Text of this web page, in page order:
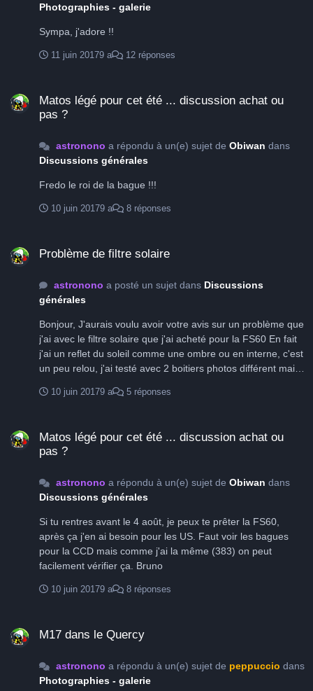
Photographies - galerie
Sympa, j'adore !!
11 juin 20179 a 12 réponses
Matos légé pour cet été ... discussion achat ou
pas ?
astronono a répondu à un(e) sujet de Obiwan dans
Discussions générales
Fredo le roi de la bague !!!
10 juin 20179 a 8 réponses
Problème de filtre solaire
astronono a posté un sujet dans Discussions
générales
Bonjour, J'aurais voulu avoir votre avis sur un problème que
j'ai avec le filtre solaire que j'ai acheté pour la FS60 En fait
j'ai un reflet du soleil comme une ombre ou en interne, c'est
un peu relou, j'ai testé avec 2 boitiers photos différent mais
situerait-il ? (C'est pas un reflet de la bière....)
10 juin 20179 a 5 réponses
Matos légé pour cet été ... discussion achat ou
pas ?
astronono a répondu à un(e) sujet de Obiwan dans
Discussions générales
Si tu rentres avant le 4 août, je peux te prêter la FS60,
après ça j'en ai besoin pour les US. Faut voir les bagues
pour la CCD mais comme j'ai la même (383) on peut
facilement vérifier ça. Bruno
10 juin 20179 a 8 réponses
M17 dans le Quercy
astronono a répondu à un(e) sujet de peppuccio dans
Photographies - galerie